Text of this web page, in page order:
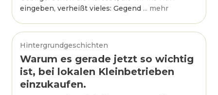
eingeben, verheißt vieles: Gegend ... mehr
Hintergrundgeschichten
Warum es gerade jetzt so wichtig
ist, bei lokalen Kleinbetrieben
einzukaufen.